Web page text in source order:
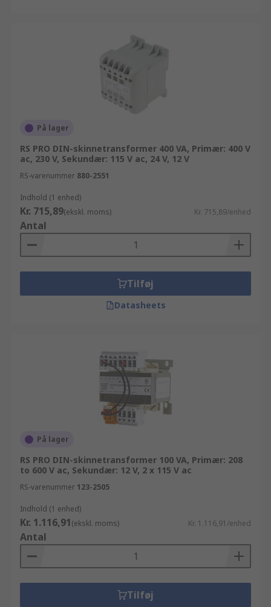
På lager
RS PRO DIN-skinnetransformer 400 VA, Primær: 400 V
ac, 230 V, Sekundær: 115 V ac, 24 V, 12 V
RS-varenummer 880-2551
Indhold (1 enhed)
Kr. 715,89(ekskl. moms) Kr. 715,89/enhed
Antal
Tilføj
Datasheets
På lager
RS PRO DIN-skinnetransformer 100 VA, Primær: 208
to 600 V ac, Sekundær: 12 V, 2 x 115 V ac
RS-varenummer 123-2505
Indhold (1 enhed)
Kr. 1.116,91(ekskl. moms) Kr. 1.116,91/enhed
Antal
Tilføj